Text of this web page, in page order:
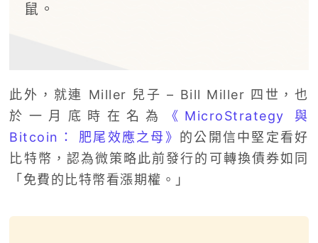
鼠。
此外，就連 Miller 兒子 – Bill Miller 四世，也
於一月底時在名為
《MicroStrategy 與
Bitcoin： 肥尾效應之母》 的公開信中堅定看好
比特幣，認為微策略此前發行的可轉換債券如同
「免費的比特幣看漲期權。」